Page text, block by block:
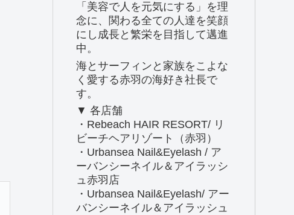
「美容で人を元気にする」を理
念に、関わる全ての人達を笑顔
にし成長と繁栄を目指して邁進
中。
海とサーフィンと家族をこよな
く愛する赤羽の海好き社長で
す。
▼ 各店舗
・Rebeach HAIR RESORT/ リ
ビーチヘアリゾート（赤羽）
・Urbansea Nail&Eyelash / ア
ーバンシーネイル＆アイラッシ
ュ赤羽店
・Urbansea Nail&Eyelash/ アー
バンシーネイル＆アイラッシュ